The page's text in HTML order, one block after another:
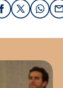
FacebookX / Twitter